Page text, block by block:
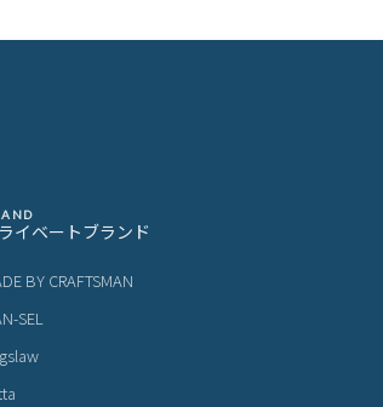
イベートブランド
BY CRAFTSMAN
SEL